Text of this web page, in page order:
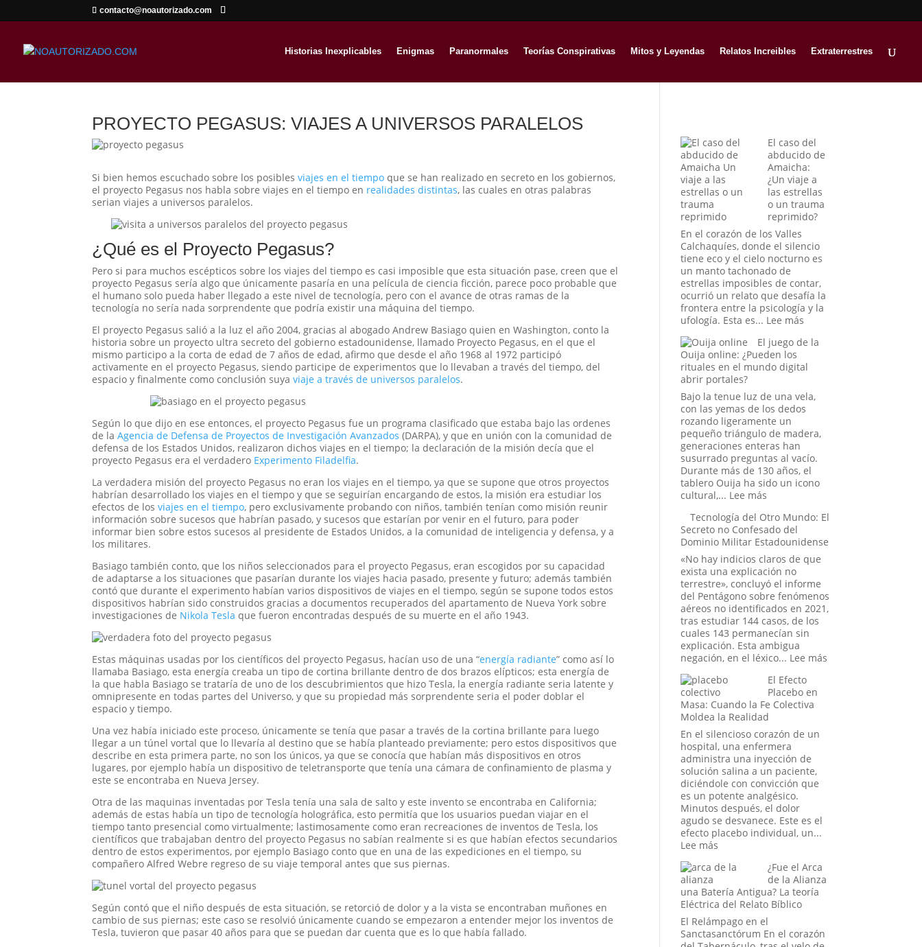
contacto@noautorizado.com
Historias Inexplicables Enigmas Paranormales Teorías Conspirativas Mitos y Leyendas Relatos Increibles Extraterrestres
PROYECTO PEGASUS: VIAJES A UNIVERSOS PARALELOS
Si bien hemos escuchado sobre los posiblesviajes en el tiempo que se han realizado en secreto en los gobiernos,
el proyecto Pegasus nos habla sobre viajes en el tiempo en realidades distintas, las cuales en otras palabras
serian viajes a universos paralelos.
¿Qué es el Proyecto Pegasus?
Pero si para muchos escépticos sobre los viajes del tiempo es casi imposible que esta situación pase, creen que el
proyecto Pegasus sería algo que únicamente pasaría en una película de ciencia ficción, parece poco probable que
el humano solo pueda haber llegado a este nivel de tecnología, pero con el avance de otras ramas de la
tecnología no sería nada sorprendente que podría existir una máquina del tiempo.
El proyecto Pegasus salió a la luz el año 2004, gracias al abogado Andrew Basiago quien en Washington, conto la
historia sobre un proyecto ultra secreto del gobierno estadounidense, llamado Proyecto Pegasus, en el que el
mismo participo a la corta de edad de 7 años de edad, afirmo que desde el año 1968 al 1972 participó
activamente en el proyecto Pegasus, siendo participe de experimentos que lo llevaban a través del tiempo, del
espacio y finalmente como conclusión suyaviaje a través de universos paralelos.
Según lo que dijo en ese entonces, el proyecto Pegasus fue un programa clasificado que estaba bajo las ordenes
de laAgencia de Defensa de Proyectos de Investigación Avanzados (DARPA), y que en unión con la comunidad de
defensa de los Estados Unidos, realizaron dichos viajes en el tiempo; la declaración de la misión decía que el
proyecto Pegasus era el verdadero Experimento Filadelfia.
La verdadera misión del proyecto Pegasus no eran los viajes en el tiempo, ya que se supone que otros proyectos
habrían desarrollado los viajes en el tiempo y que se seguirían encargando de estos, la misión era estudiar los
efectos de losviajes en el tiempo, pero exclusivamente probando con niños, también tenían como misión reunir
información sobre sucesos que habrían pasado, y sucesos que estarían por venir en el futuro, para poder
informar bien sobre estos sucesos al presidente de Estados Unidos, a la comunidad de inteligencia y defensa, y a
los militares.
Basiago también conto, que los niños seleccionados para el proyecto Pegasus, eran escogidos por su capacidad
de adaptarse a los situaciones que pasarían durante los viajes hacia pasado, presente y futuro; además también
contó que durante el experimento habían varios dispositivos de viajes en el tiempo, según se supone todos estos
dispositivos habrían sido construidos gracias a documentos recuperados del apartamento de Nueva York sobre
investigaciones de Nikola Tesla que fueron encontradas después de su muerte en el año 1943.
Estas máquinas usadas por los científicos del proyecto Pegasus, hacían uso de una “energía radiante” como así lo
llamaba Basiago, esta energía creaba un tipo de cortina brillante dentro de dos brazos elípticos; esta energía de
la que habla Basiago se trataría de uno de los descubrimientos que hizo Tesla, la energía radiante seria latente y
omnipresente en todas partes del Universo, y que su propiedad más sorprendente seria el poder doblar el
espacio y tiempo.
Una vez había iniciado este proceso, únicamente se tenía que pasar a través de la cortina brillante para luego
llegar a un túnel vortal que lo llevaría al destino que se había planteado previamente; pero estos dispositivos que
describe en esta primera parte, no son los únicos, ya que se conocía que habían más dispositivos en otros
lugares, por ejemplo había un dispositivo de teletransporte que tenía una cámara de confinamiento de plasma y
este se encontraba en Nueva Jersey.
Otra de las maquinas inventadas por Tesla tenía una sala de salto y este invento se encontraba en California;
además de estas había un tipo de tecnología holográfica, esto permitía que los usuarios puedan viajar en el
tiempo tanto presencial como virtualmente; lastimosamente como eran recreaciones de inventos de Tesla, los
científicos que trabajaban dentro del proyecto Pegasus no sabían realmente si es que habían efectos secundarios
dentro de estos experimentos, por ejemplo Basiago conto que en una de las expediciones en el tiempo, su
compañero Alfred Webre regreso de su viaje temporal antes que sus piernas.
Según contó que el niño después de esta situación, se retorció de dolor y a la vista se encontraban muñones en
cambio de sus piernas; este caso se resolvió únicamente cuando se empezaron a entender mejor los inventos de
Tesla, tuvieron que pasar 40 años para que se puedan dar cuenta que es lo que había fallado.
El caso del
abducido de
Amaicha:
¿Un viaje a
las estrellas
o un trauma
reprimido?
En el corazón de los Valles
Calchaquíes, donde el silencio
tiene eco y el cielo nocturno es
un manto tachonado de
estrellas imposibles de contar,
ocurrió un relato que desafía la
frontera entre la psicología y la
ufología. Esta es... Lee más
caso
abducido
Amaicha:
¿Un
a
estrellas
o
un
El juego de la
Ouija online: ¿Pueden los
rituales en el mundo digital
abrir portales?
Bajo la tenue luz de una vela,
con las yemas de los dedos
rozando ligeramente un
pequeño triángulo de madera,
generaciones enteras han
susurrado preguntas al vacío.
Durante más de 130 años, el
tablero Ouija ha sido un icono
cultural,... Lee más
juego
de
la
Ouija
online:
¿Pueden
los
rituales
en
el
mundo
digital
portales?
Tecnología del Otro Mundo: El
Secreto no Confesado del
Dominio Militar Estadounidense
«No hay indicios claros de que
exista una explicación no
terrestre», concluyó el informe
del Pentágono sobre fenómenos
aéreos no identificados en 2021,
tras estudiar 144 casos, de los
cuales 143 permanecían sin
explicación. Esta ambigua
negación, en el léxico... Lee más
El Efecto
Placebo en
Masa: Cuando la Fe Colectiva
Moldea la Realidad
En el silencioso corazón de un
hospital, una enfermera
administra una inyección de
solución salina a un paciente,
diciéndole con convicción que
es un potente analgésico.
Minutos después, el dolor
agudo se desvanece. Este es el
efecto placebo individual, un...
Lee más
Efecto
en
Masa:
Cuando
la
Fe
¿Fue el Arca
de la Alianza
una Batería Antigua? La teoría
Eléctrica del Relato Bíblico
El Relámpago en el
Sanctasanctórum En el corazón